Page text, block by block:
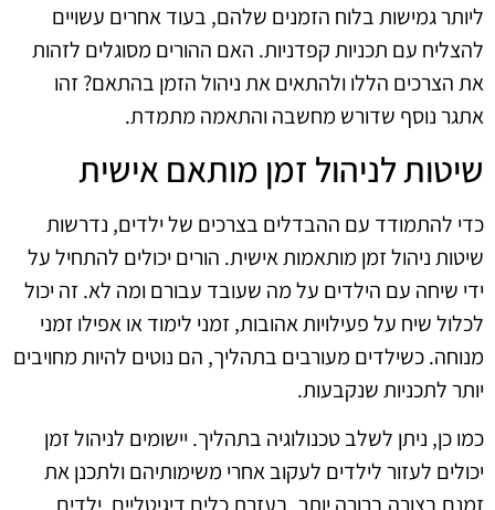
ליותר גמישות בלוח הזמנים שלהם, בעוד אחרים עשויים
להצליח עם תכניות קפדניות. האם ההורים מסוגלים לזהות
את הצרכים הללו ולהתאים את ניהול הזמן בהתאם? זהו
אתגר נוסף שדורש מחשבה והתאמה מתמדת.
שיטות לניהול זמן מותאם אישית
כדי להתמודד עם ההבדלים בצרכים של ילדים, נדרשות
שיטות ניהול זמן מותאמות אישית. הורים יכולים להתחיל על
ידי שיחה עם הילדים על מה שעובד עבורם ומה לא. זה יכול
לכלול שיח על פעילויות אהובות, זמני לימוד או אפילו זמני
מנוחה. כשילדים מעורבים בתהליך, הם נוטים להיות מחויבים
יותר לתכניות שנקבעות.
כמו כן, ניתן לשלב טכנולוגיה בתהליך. יישומים לניהול זמן
יכולים לעזור לילדים לעקוב אחרי משימותיהם ולתכנן את